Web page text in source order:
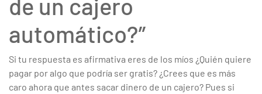
de un cajero
automático?”
Si tu respuesta es afirmativa eres de los míos ¿Quién quiere
pagar por algo que podría ser gratis? ¿Crees que es más
caro ahora que antes sacar dinero de un cajero? Pues si